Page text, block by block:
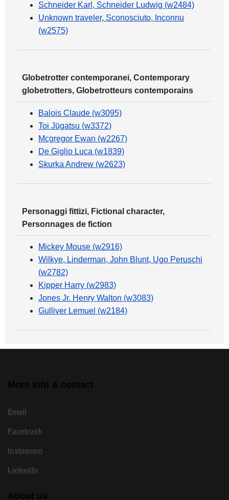
Schneider Karl, Schneider Ludwig (w2484)
Unknown traveler, Sconosciuto, Inconnu
(w2575)
Globetrotter contemporanei, Contemporary
globetrotters, Globetrotteurs contemporains
Balois Claude (w3095)
Toi Jūgatsu (w3372)
Mcgregor Ewan (w2267)
De Giglio Luca (w1839)
Skurka Andrew (w2623)
Personaggi fittizi, Fictional character,
Personnages de fiction
Mickey Mouse (w2916)
Wilkye, Linderman, John Blunt, Ugo Peruschi
(w2782)
Kipper Harry (w2983)
Jones Jr. Henry Walton (w3083)
Gulliver Lemuel (w2184)
Email
Facebook
Instagram
LinkedIn